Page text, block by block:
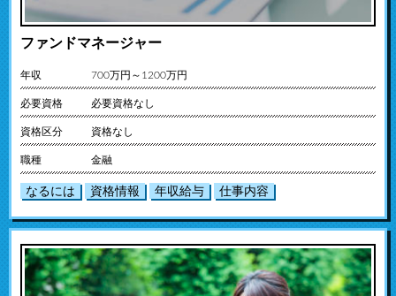
ファンドマネージャー
年収 700万円～1200万円
必要資格 必要資格なし
資格区分 資格なし
職種 金融
なるには 資格情報 年収給与 仕事内容